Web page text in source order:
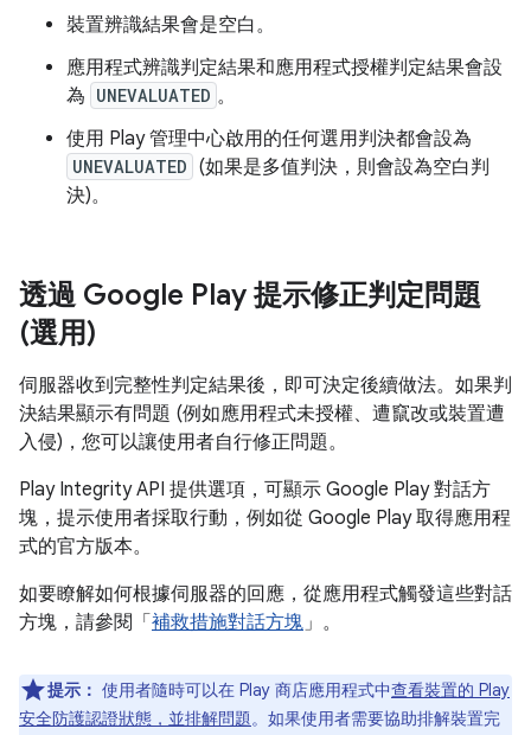
裝置辨識結果會是空白。
應用程式辨識判定結果和應用程式授權判定結果會設
為 UNEVALUATED 。
使用 Play 管理中心啟用的任何選用判決都會設為
UNEVALUATED (如果是多值判決，則會設為空白判
決)。
透過 Google Play 提示修正判定問題
(選用)
伺服器收到完整性判定結果後，即可決定後續做法。如果判
決結果顯示有問題 (例如應用程式未授權、遭竄改或裝置遭
入侵)，您可以讓使用者自行修正問題。
Play Integrity API 提供選項，可顯示 Google Play 對話方
塊，提示使用者採取行動，例如從 Google Play 取得應用程
式的官方版本。
如要瞭解如何根據伺服器的回應，從應用程式觸發這些對話
方塊，請參閱「 補救措施對話方塊」。
提示： 使用者隨時可以在 Play 商店應用程式中查看裝置的 Play
安全防護認證狀態，並排解問題。如果使用者需要協助排解裝置完